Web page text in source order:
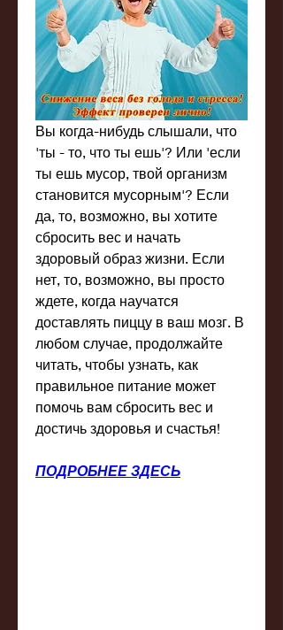
Вы когда-нибудь слышали, что
'ты - то, что ты ешь'? Или 'если
ты ешь мусор, твой организм
становится мусорным'? Если
да, то, возможно, вы хотите
сбросить вес и начать
здоровый образ жизни. Если
нет, то, возможно, вы просто
ждете, когда научатся
доставлять пиццу в ваш мозг. В
любом случае, продолжайте
читать, чтобы узнать, как
правильное питание может
помочь вам сбросить вес и
достичь здоровья и счастья!
ПОДРОБНЕЕ ЗДЕСЬ